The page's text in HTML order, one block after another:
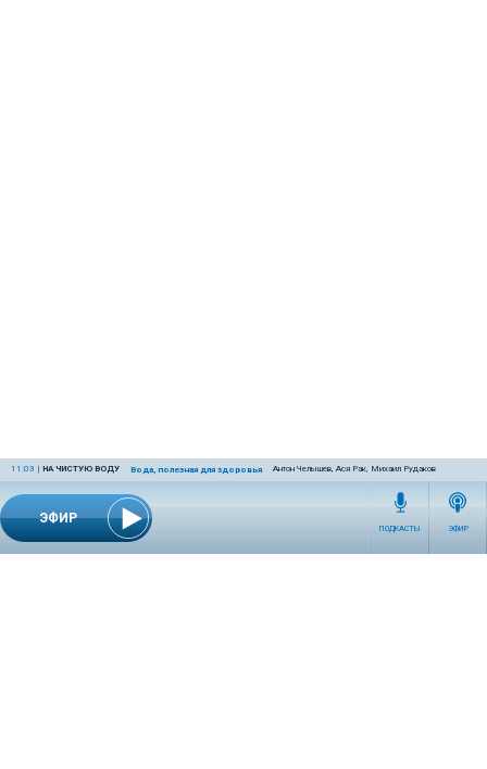
ЭФИР
11:03 | НА ЧИСТУЮ ВОДУ Вода, полезная для здоровья Антон Челышев, Ася Рак, Михаил Рудаков
ПОДКАСТЫ ЭФИР